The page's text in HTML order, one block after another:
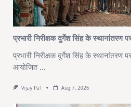
प्रभारी निरीक्षक दुर्गेश सिंह के स्थानांतरण
प्रभारी निरीक्षक दुर्गेश सिंह के स्थानांतरण
आयोजित ...
Vijay Pal Aug 7, 2026